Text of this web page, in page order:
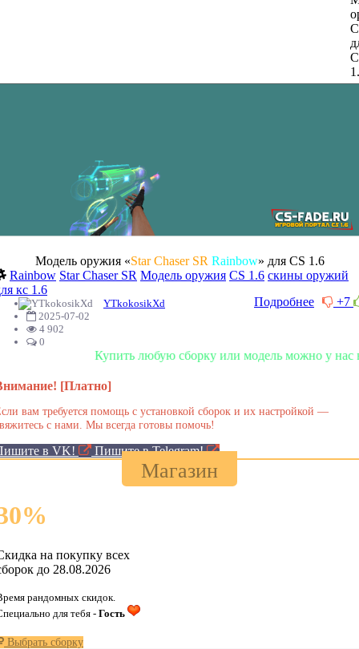
Модель оружия «Star Chaser SR Rainbow» для CS 1.6
Rainbow Star Chaser SR Модель оружия CS 1.6 скины оружий
кс 1.6
+7
Подробнее
YTkokosikXd
2025-07-02
4 902
0
Купить любую сборку или модель можно у нас в
[Платно]
вам требуется помощь с установкой сборок и их настройкой —
с нами. Мы всегда готовы помочь!
в VK! Пишите в Telegram!
Магазин
%
на покупку всех
до 28.08.2026
рандомных скидок.
для тебя - Гость
Выбрать сборку